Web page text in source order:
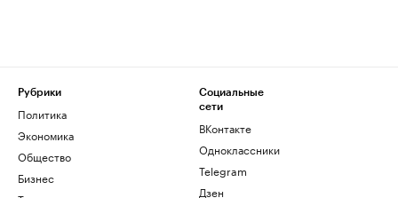
Рубрики
Политика
Экономика
Общество
Бизнес
Социальные
сети
ВКонтакте
Одноклассники
Telegram
Дзен